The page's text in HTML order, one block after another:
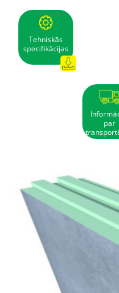
Tehniskās
specifikācijas
par